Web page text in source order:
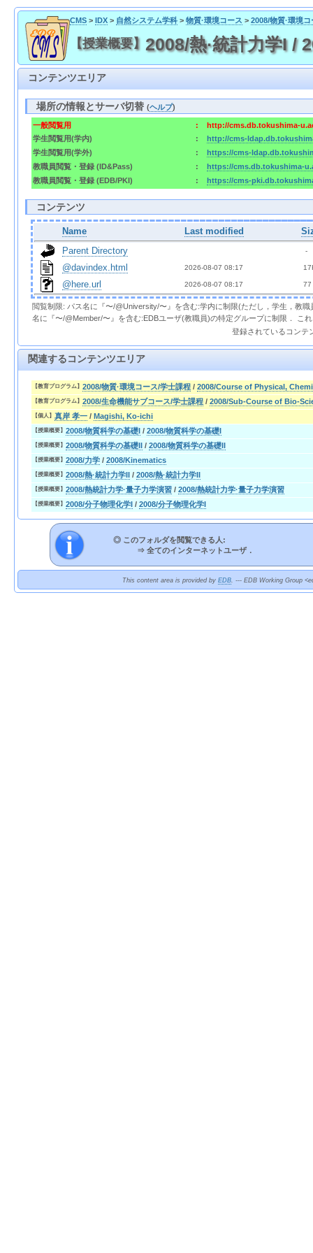
CMS> IDX> 自然システム学科> 物質·環境コース > 2008/物質·環境
【授業概要】 2008/熱·統計力学I /
コンテンツエリア
場所の情報とサーバ切替(ヘルプ)
一般閲覧用 :
http://cms.db.tokushima-
学生閲覧用(学内)
:
http://cms-
学生閲覧用(学外)
:
https://cms-
教職員閲覧・登録 (ID&Pass)
:
https://cms.db.tokushima-
教職員閲覧・登録 (EDB/PKI)
: https://cms-
コンテンツ
Name Last modified
Parent Directory
  -
@davindex.html 2026-08-07 08:17
@here.url 2026-08-07 08:17 77
閲覧制限: パス名に『〜/@University/〜』を含む:学内に制限(ただし，学生，教
名に『〜/@Member/〜』を含む:EDBユーザ(教職員)の特定グループに制限． こ
登録されているコンテ
関連するコンテンツエリア
【教育プログラム】 2008/物質·環境コース/学士課程 / 2008/Course of Physical,
【教育プログラム】 2008/生命機能サブコース/学士課程 / 2008/Sub-Course of Bio-
【個人】 真岸 孝一 / Magishi, Ko-ichi
【授業概要】 2008/物質科学の基礎I / 2008/物質科学の基礎I
【授業概要】 2008/物質科学の基礎II / 2008/物質科学の基礎II
【授業概要】 2008/力学 / 2008/Kinematics
【授業概要】 2008/熱·統計力学II / 2008/熱·統計力学II
【授業概要】 2008/熱統計力学·量子力学演習 / 2008/熱統計力学·量子力学演習
【授業概要】 2008/分子物理化学I / 2008/分子物理化学I
◎ このフォルダを閲覧できる人:
⇒ 全てのインターネットユーザ．
This content area is provided by EDB. --- EDB Working Group